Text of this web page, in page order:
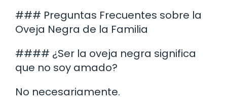
### Preguntas Frecuentes sobre la
Oveja Negra de la Familia
#### ¿Ser la oveja negra significa
que no soy amado?
No necesariamente.